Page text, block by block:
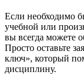
Если необходимо
учебной или
вы всегда можете
Просто оставьте
ключ», который
дисциплину.